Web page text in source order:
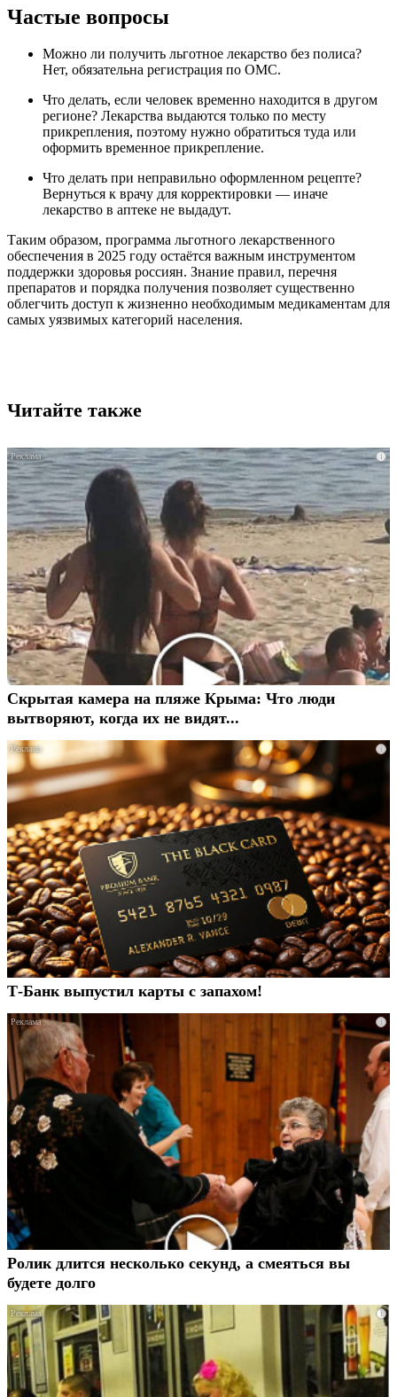
Частые вопросы
Можно ли получить льготное лекарство без полиса?
Нет, обязательна регистрация по ОМС.
Что делать, если человек временно находится в другом
регионе? Лекарства выдаются только по месту
прикрепления, поэтому нужно обратиться туда или
оформить временное прикрепление.
Что делать при неправильно оформленном рецепте?
Вернуться к врачу для корректировки — иначе
лекарство в аптеке не выдадут.
Таким образом, программа льготного лекарственного
обеспечения в 2025 году остаётся важным инструментом
поддержки здоровья россиян. Знание правил, перечня
препаратов и порядка получения позволяет существенно
облегчить доступ к жизненно необходимым медикаментам для
самых уязвимых категорий населения.
Читайте также
i
Скрытая камера на пляже Крыма: Что люди
вытворяют, когда их не видят...
i
Т-Банк выпустил карты с запахом!
i
Ролик длится несколько секунд, а смеяться вы
будете долго
i